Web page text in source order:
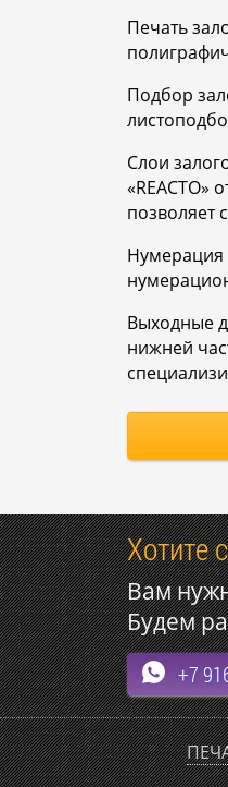
Печать
Подбор
Слои
«REACTO»
позволяет
Нумерация
Выходные
нижней
Хотите
Вам
Будем
+7